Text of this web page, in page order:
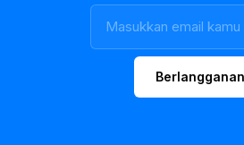
Berlangganan